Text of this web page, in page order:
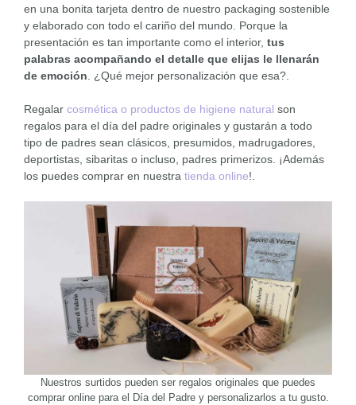
en una bonita tarjeta dentro de nuestro packaging sostenible
y elaborado con todo el cariño del mundo. Porque la
presentación es tan importante como el interior, tus
palabras acompañando el detalle que elijas le llenarán
de emoción . ¿Qué mejor personalización que esa?.
Regalar cosmética o productos de higiene natural son
regalos para el día del padre originales y gustarán a todo
tipo de padres sean clásicos, presumidos, madrugadores,
deportistas, sibaritas o incluso, padres primerizos. ¡Además
los puedes comprar en nuestra tienda online!.
Nuestros surtidos pueden ser regalos originales que puedes
comprar online para el Día del Padre y personalizarlos a tu gusto.